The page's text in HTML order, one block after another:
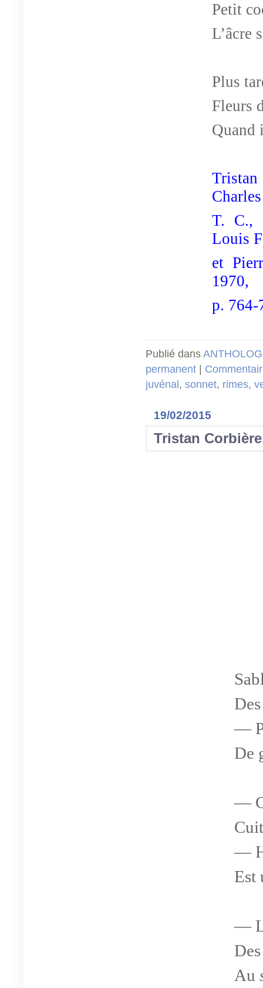
Petit
L’âcre
Plus
Fleurs
Quand
T. C.,
Louis
et
1970,
p. 764-
Publié dans
permanent
juvénal , sonnet, rimes,
19/02/2015
Tristan
—
De
—
—
Est
—
Au